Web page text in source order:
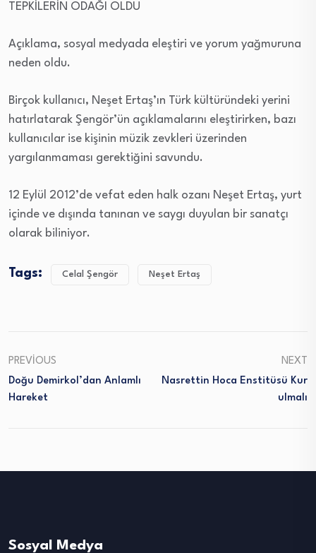
TEPKİLERİN ODAĞI OLDU
Açıklama, sosyal medyada eleştiri ve yorum yağmuruna
neden oldu.
Birçok kullanıcı, Neşet Ertaş’ın Türk kültüründeki yerini
hatırlatarak Şengör’ün açıklamalarını eleştirirken, bazı
kullanıcılar ise kişinin müzik zevkleri üzerinden
yargılanmaması gerektiğini savundu.
12 Eylül 2012’de vefat eden halk ozanı Neşet Ertaş, yurt
içinde ve dışında tanınan ve saygı duyulan bir sanatçı
olarak biliniyor.
Tags: Celal Şengör Neşet Ertaş
PREVIOUS
Doğu Demirkol’dan Anlamlı
Hareket
NEXT
Nasrettin Hoca Enstitüsü Kur
Ulmalı
Sosyal Medya